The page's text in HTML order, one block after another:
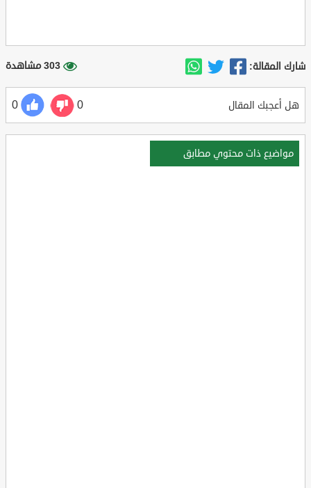
شارك المقالة: 303 مشاهدة
هل أعجبك المقال 0
0
مواضيع ذات محتوي مطابق